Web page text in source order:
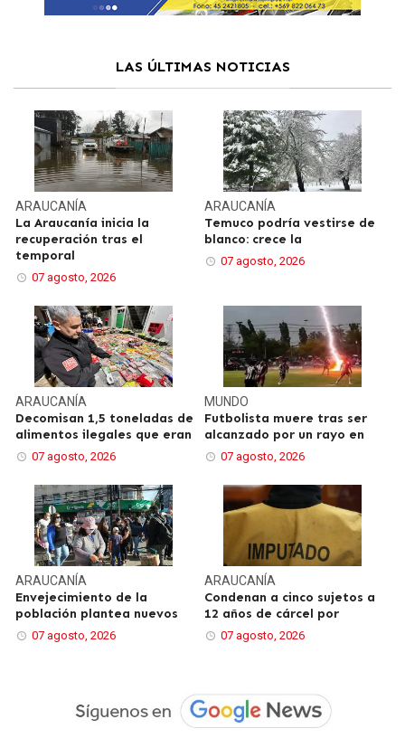
LAS ÚLTIMAS NOTICIAS
ARAUCANÍA
La Araucanía inicia la
recuperación tras el
temporal
07 agosto, 2026
ARAUCANÍA
Temuco podría vestirse de
blanco: crece la
07 agosto, 2026
ARAUCANÍA
Decomisan 1,5 toneladas de
alimentos ilegales que eran
07 agosto, 2026
MUNDO
Futbolista muere tras ser
alcanzado por un rayo en
07 agosto, 2026
ARAUCANÍA
Envejecimiento de la
población plantea nuevos
07 agosto, 2026
ARAUCANÍA
Condenan a cinco sujetos a
12 años de cárcel por
07 agosto, 2026